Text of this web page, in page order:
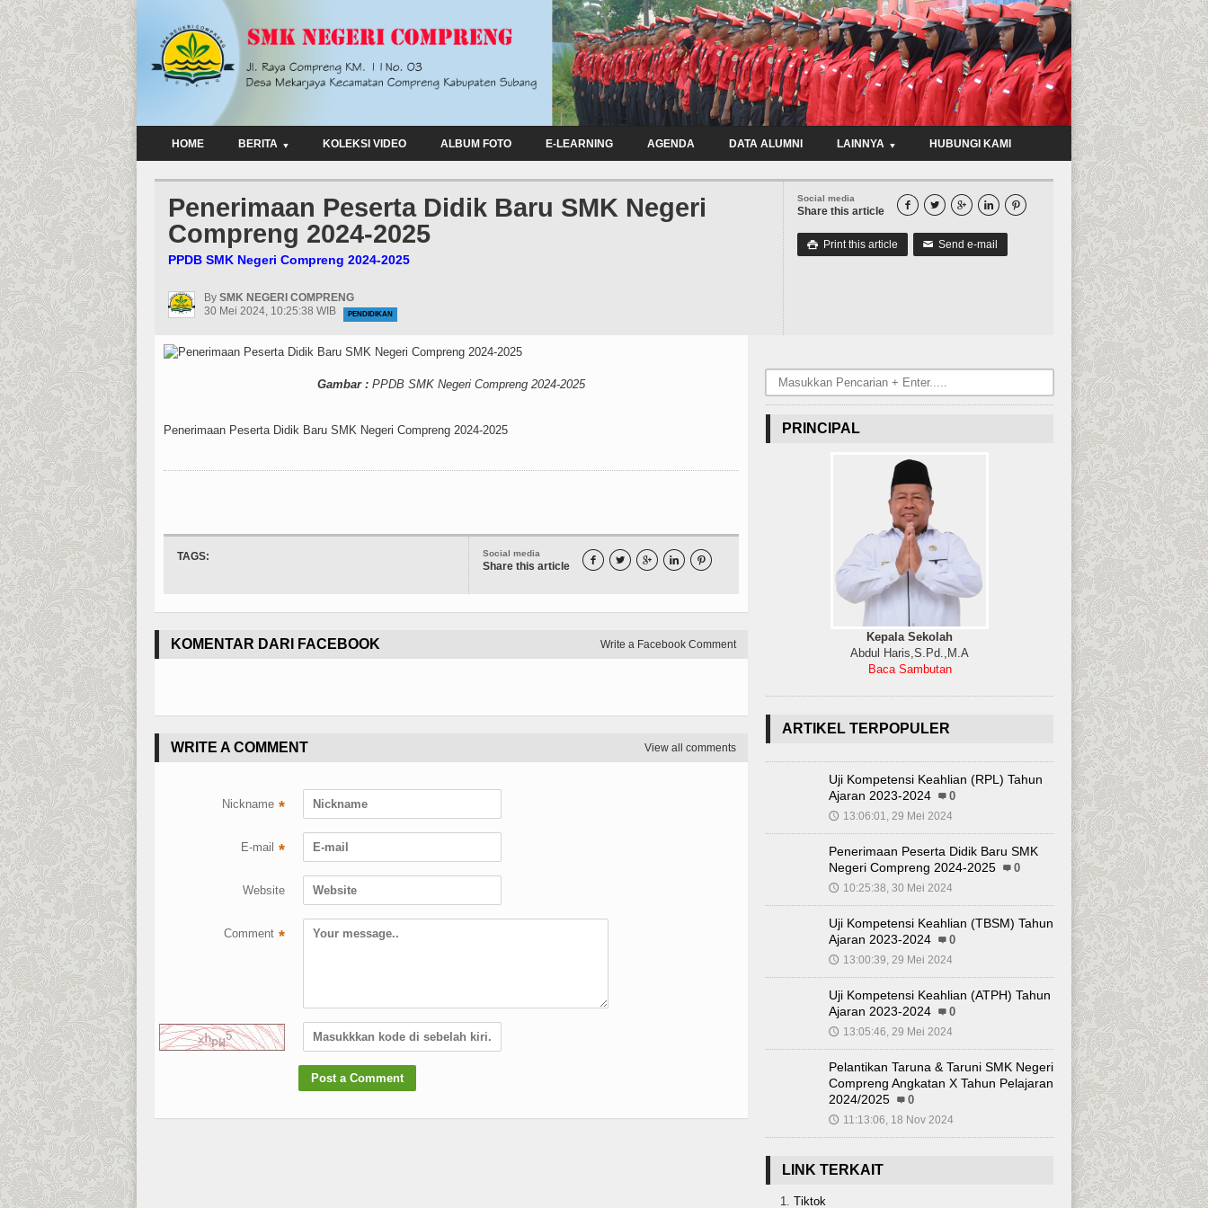
HOME BERITA KOLEKSI VIDEO ALBUM FOTO E-LEARNING AGENDA DATA ALUMNI LAINNYA HUBUNGI KAMI
Social media
Share this article     
 Print this article ✉ Send e-mail
Penerimaan Peserta Didik Baru SMK Negeri
Compreng 2024-2025
PPDB SMK Negeri Compreng 2024-2025
By SMK NEGERI COMPRENG
30 Mei 2024, 10:25:38 WIB
PENDIDIKAN
Gambar : PPDB SMK Negeri Compreng 2024-2025
Penerimaan Peserta Didik Baru SMK Negeri Compreng 2024-2025
Social media
Share this article     
TAGS:
Write a Facebook Comment
KOMENTAR DARI FACEBOOK
View all comments
WRITE A COMMENT
Nickname *
E-mail *
Website
Comment *
PRINCIPAL
Kepala Sekolah
Abdul Haris,S.Pd.,M.A
Baca Sambutan
ARTIKEL TERPOPULER
Uji Kompetensi Keahlian (RPL) Tahun
Ajaran 2023-2024
0
🕔 13:06:01, 29 Mei 2024
Penerimaan Peserta Didik Baru SMK
Negeri Compreng 2024-2025
0
🕔 10:25:38, 30 Mei 2024
Uji Kompetensi Keahlian (TBSM) Tahun
Ajaran 2023-2024
0
🕔 13:00:39, 29 Mei 2024
Uji Kompetensi Keahlian (ATPH) Tahun
Ajaran 2023-2024
0
🕔 13:05:46, 29 Mei 2024
Pelantikan Taruna & Taruni SMK Negeri
Compreng Angkatan X Tahun Pelajaran
2024/2025
0
🕔 11:13:06, 18 Nov 2024
LINK TERKAIT
Tiktok